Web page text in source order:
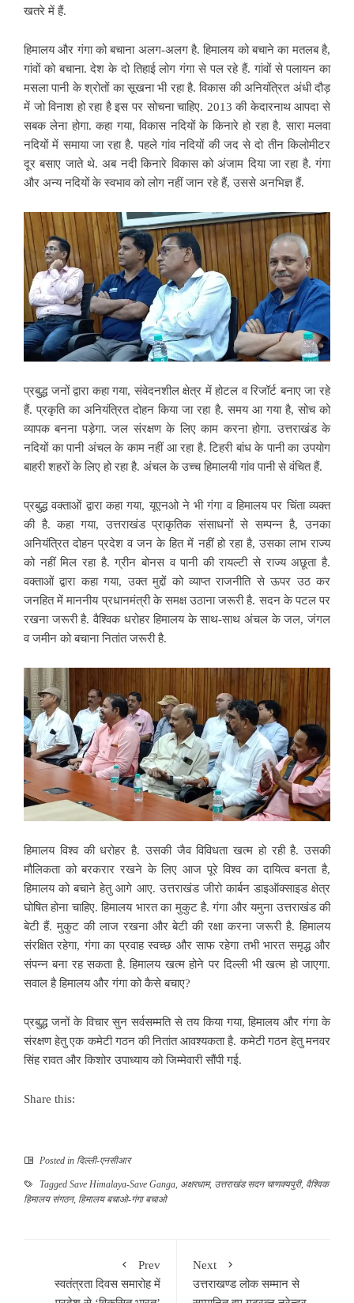
खतरे में हैं.
हिमालय और गंगा को बचाना अलग-अलग है. हिमालय को बचाने का मतलब है,
गांवों को बचाना. देश के दो तिहाई लोग गंगा से पल रहे हैं. गांवों से पलायन का
मसला पानी के श्रोतों का सूखना भी रहा है. विकास की अनियंत्रित अंधी दौड़
में जो विनाश हो रहा है इस पर सोचना चाहिए. 2013 की केदारनाथ आपदा से
सबक लेना होगा. कहा गया, विकास नदियों के किनारे हो रहा है. सारा मलवा
नदियों में समाया जा रहा है. पहले गांव नदियों की जद से दो तीन किलोमीटर
दूर बसाए जाते थे. अब नदी किनारे विकास को अंजाम दिया जा रहा है. गंगा
और अन्य नदियों के स्वभाव को लोग नहीं जान रहे हैं, उससे अनभिज्ञ हैं.
प्रबुद्ध जनों द्वारा कहा गया, संवेदनशील क्षेत्र में होटल व रिजॉर्ट बनाए जा रहे
हैं. प्रकृति का अनियंत्रित दोहन किया जा रहा है. समय आ गया है, सोच को
व्यापक बनना पड़ेगा. जल संरक्षण के लिए काम करना होगा. उत्तराखंड के
नदियों का पानी अंचल के काम नहीं आ रहा है. टिहरी बांध के पानी का उपयोग
बाहरी शहरों के लिए हो रहा है. अंचल के उच्च हिमालयी गांव पानी से वंचित हैं.
प्रबुद्ध वक्ताओं द्वारा कहा गया, यूएनओ ने भी गंगा व हिमालय पर चिंता व्यक्त
की है. कहा गया, उत्तराखंड प्राकृतिक संसाधनों से सम्पन्न है, उनका
अनियंत्रित दोहन प्रदेश व जन के हित में नहीं हो रहा है, उसका लाभ राज्य
को नहीं मिल रहा है. ग्रीन बोनस व पानी की रायल्टी से राज्य अछूता है.
वक्ताओं द्वारा कहा गया, उक्त मुद्दों को व्याप्त राजनीति से ऊपर उठ कर
जनहित में माननीय प्रधानमंत्री के समक्ष उठाना जरूरी है. सदन के पटल पर
रखना जरूरी है. वैश्विक धरोहर हिमालय के साथ-साथ अंचल के जल, जंगल
व जमीन को बचाना नितांत जरूरी है.
हिमालय विश्व की धरोहर है. उसकी जैव विविधता खत्म हो रही है. उसकी
मौलिकता को बरकरार रखने के लिए आज पूरे विश्व का दायित्व बनता है,
हिमालय को बचाने हेतु आगे आए. उत्तराखंड जीरो कार्बन डाइऑक्साइड क्षेत्र
घोषित होना चाहिए. हिमालय भारत का मुकुट है. गंगा और यमुना उत्तराखंड की
बेटी हैं. मुकुट की लाज रखना और बेटी की रक्षा करना जरूरी है. हिमालय
संरक्षित रहेगा, गंगा का प्रवाह स्वच्छ और साफ रहेगा तभी भारत समृद्ध और
संपन्न बना रह सकता है. हिमालय खत्म होने पर दिल्ली भी खत्म हो जाएगा.
सवाल है हिमालय और गंगा को कैसे बचाए?
प्रबुद्ध जनों के विचार सुन सर्वसम्मति से तय किया गया, हिमालय और गंगा के
संरक्षण हेतु एक कमेटी गठन की नितांत आवश्यकता है. कमेटी गठन हेतु मनवर
सिंह रावत और किशोर उपाध्याय को जिम्मेवारी सौंपी गई.
Share this:
Posted in दिल्ली-एनसीआर
Tagged Save Himalaya-Save Ganga, अक्षरधाम, उत्तराखंड सदन चाणक्यपुरी, वैश्विक
हिमालय संगठन, हिमालय बचाओ-गंगा बचाओ
Prev
स्वतंत्रता दिवस समारोह में
Next
उत्तराखण्ड लोक सम्मान से